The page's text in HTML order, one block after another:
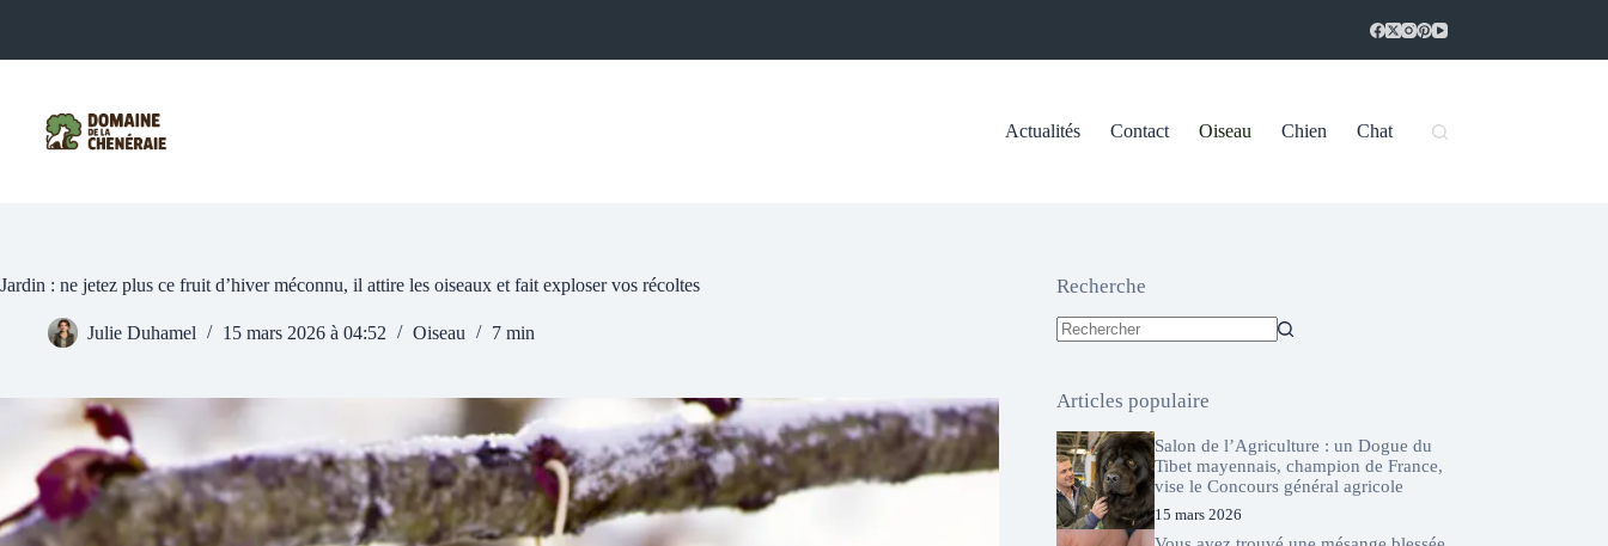
Actualités Contact Oiseau Chien Chat
Jardin : ne jetez plus ce fruit d’hiver méconnu, il attire les oiseaux et fait exploser vos récoltes
Julie Duhamel 15 mars 2026 à 04:52 Oiseau 7 min
Recherche
Articles populaire
Salon de l’Agriculture : un Dogue du
Tibet mayennais, champion de France,
vise le Concours général agricole
15 mars 2026